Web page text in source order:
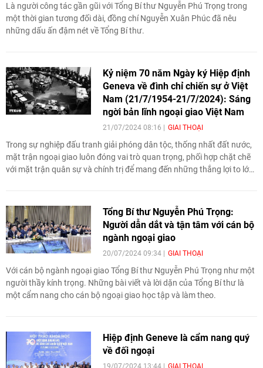
Là người công tác gần gũi với Tổng Bí thư Nguyễn Phú Trọng trong
một thời gian tương đối dài, đồng chí Nguyễn Xuân Phúc đã nêu
những dấu ấn đậm nét về Tổng Bí thư.
Kỷ niệm 70 năm Ngày ký Hiệp định
Geneva về đình chỉ chiến sự ở Việt
Nam (21/7/1954-21/7/2024): Sáng
ngời bản lĩnh ngoại giao Việt Nam
21/07/2024 08:16 GIAI THOẠI
Trong sự nghiệp đấu tranh giải phóng dân tộc, thống nhất đất nước,
mặt trận ngoại giao luôn đóng vai trò quan trọng, phối hợp chặt chẽ
với mặt trận quân sự và chính trị để mang đến những thắng lợi to lớn
của nền ngoại giao cách mạng Việt Nam. Lần đầu tham gia một hội
nghị đa phương trong bối cảnh tình hình thế giới diễn biến phức tạp,
các nước lớn tham gia hội nghị đều có mục tiêu và lợi ích riêng nhưng
đoàn đàm phán của ta đã phát huy chiến thắng trên chiến trường,
sức mạnh chính nghĩa của dân tộc, kiên định về nguyên tắc nhưng
mềm dẻo về sách lược để giành được những kết quả quan trọng trên
bàn Hội nghị Geneva.
Tổng Bí thư Nguyễn Phú Trọng:
Người dẫn dắt và tận tâm với cán bộ
ngành ngoại giao
20/07/2024 09:34 GIAI THOẠI
Với cán bộ ngành ngoại giao Tổng Bí thư Nguyễn Phú Trọng như một
người thầy kính trọng. Những bài viết và lời dặn của Tổng Bí thư là
một cẩm nang cho cán bộ ngoại giao học tập và làm theo.
Hiệp định Geneve là cẩm nang quý
về đối ngoại
19/07/2024 13:44 GIAI THOẠI